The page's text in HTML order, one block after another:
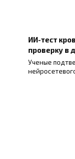
ИИ-тест
проверку в
Ученые